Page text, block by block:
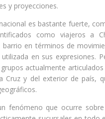
y proyecciones.
es bastante fuerte,
como viajeros a
en términos de
en sus expresiones.
actualmente
Cruz y del exterior de país,
fenómeno que ocurre